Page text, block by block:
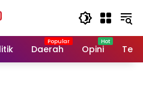
Daerah Opini